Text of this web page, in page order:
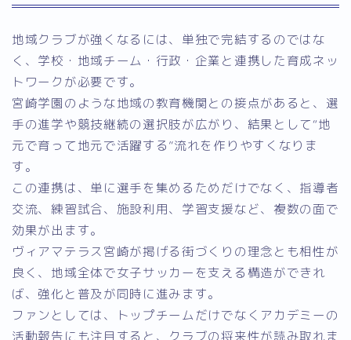
地域クラブが強くなるには、単独で完結するのではな
く、学校・地域チーム・行政・企業と連携した育成ネッ
トワークが必要です。
宮崎学園のような地域の教育機関との接点があると、選
手の進学や競技継続の選択肢が広がり、結果として“地
元で育って地元で活躍する”流れを作りやすくなりま
す。
この連携は、単に選手を集めるためだけでなく、指導者
交流、練習試合、施設利用、学習支援など、複数の面で
効果が出ます。
ヴィアマテラス宮崎が掲げる街づくりの理念とも相性が
良く、地域全体で女子サッカーを支える構造ができれ
ば、強化と普及が同時に進みます。
ファンとしては、トップチームだけでなくアカデミーの
活動報告にも注目すると、クラブの将来性が読み取れま